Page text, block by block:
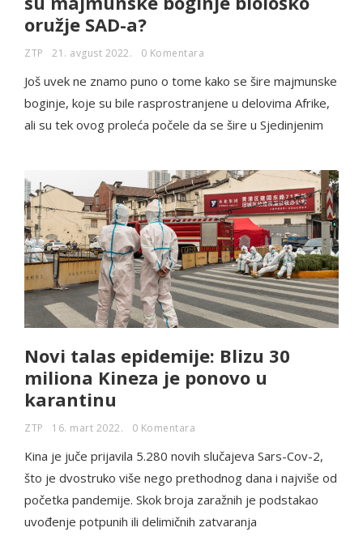
oružje SAD-a?
ZTP 21. avgust 2022. 0 Komentara
Još uvek ne znamo puno o tome kako se šire majmunske
boginje, koje su bile rasprostranjene u delovima Afrike,
ali su tek ovog proleća počele da se šire u Sjedinjenim
Novi talas epidemije: Blizu 30
miliona Kineza je ponovo u
karantinu
ZTP 16. mart 2022. 0 Komentara
Kina je juče prijavila 5.280 novih slučajeva Sars-Cov-2,
što je dvostruko više nego prethodnog dana i najviše od
početka pandemije. Skok broja zaražnih je podstakao
uvođenje potpunih ili delimičnih zatvaranja